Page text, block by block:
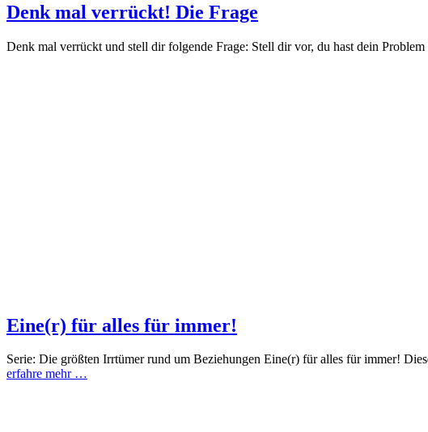
Denk mal verrückt! Die Frage
Denk mal verrückt und stell dir folgende Frage: Stell dir vor, du hast dein
Eine(r) für alles für immer!
Serie: Die größten Irrtümer rund um Beziehungen Eine(r) für alles für immer!
erfahre mehr …